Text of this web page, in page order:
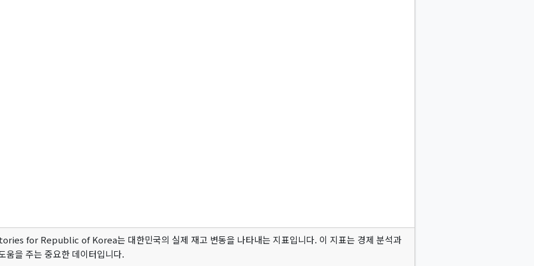
for Republic of Korea는 대한민국의 실제 재고 변동을 나타내는 지표입니다. 이 지표는 경제 분석과
움을 주는 중요한 데이터입니다.